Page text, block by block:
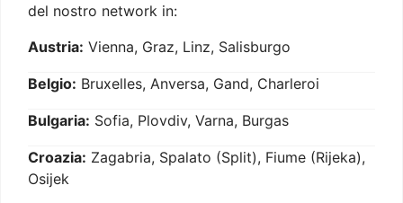
del nostro network in:
Austria: Vienna, Graz, Linz, Salisburgo
Belgio: Bruxelles, Anversa, Gand, Charleroi
Bulgaria: Sofia, Plovdiv, Varna, Burgas
Croazia: Zagabria, Spalato (Split), Fiume (Rijeka),
Osijek